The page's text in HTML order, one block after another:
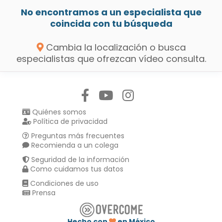
No encontramos a un especialista que
coincida con tu búsqueda
Cambia la localización o busca
especialistas que ofrezcan vídeo consulta.
Quiénes somos
Política de privacidad
Preguntas más frecuentes
Recomienda a un colega
Seguridad de la información
Como cuidamos tus datos
Condiciones de uso
Prensa